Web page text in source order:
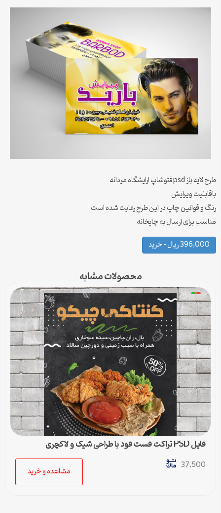
طرح لایه باز psdفتوشاپ ارایشگاه مردانه
باقابلیت ویرایش
رنگ و قوانین چاپ در این طرح رعایت شده است
مناسب برای ارسال به چاپخانه
396,000 ریال – خرید
محصولات مشابه
فایل PSD تراکت فست فود با طراحی شیک و لاکچری
37,500
مشاهده و خرید